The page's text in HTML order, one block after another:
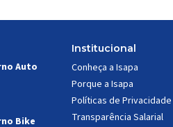
durante a condução, o pivô […]
Auto
Bike
Institucional
Conheça a Isapa
Porque a Isapa
Políticas de Privacidade
Transparência Salarial